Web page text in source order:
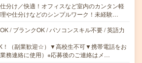
分け／快適！オフィスなど室内のカンタン軽
や仕分けなどのシンプルワーク！未経験…
/ ブランクOK / パソコンスキル不要 / 英語力
！（副業歓迎☆）▼高校生不可▼携帯電話をお
務連絡に使用）※応募後のご連絡はメ…